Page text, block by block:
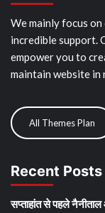
We mainly focus
incredible support.
empower you to
maintain website in
All Themes Plan
Recent Posts
सप्ताहांत से पहले नैनीताल